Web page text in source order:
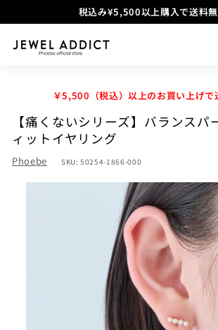
to
Pause
税込み¥5,500以上購入で送料
J
E
L
A
￥5,500（税込）以上のお買い上げで
【痛くないシリーズ】バランスパ
ィットイヤリング
Phoebe SKU:50254-1866-000